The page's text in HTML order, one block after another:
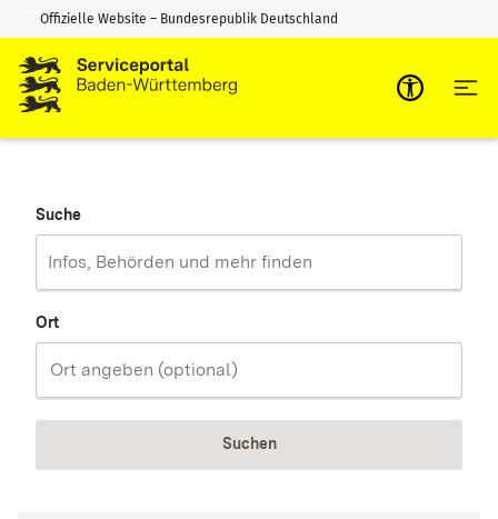
Zum Inhalt springen
Zur Suche springen
Offizielle Website – Bundesrepublik Deutschland
Suche
Ort
Suchen